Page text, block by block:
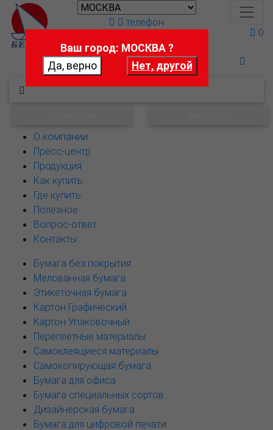
Поможем выбрать
телефон
0
О компании
Пресс-центр
Продукция
Как купить
Где купить
Полезное
Вопрос-ответ
Контакты
Бумага без покрытия
Мелованная бумага
Этикеточная бумага
Картон Графический
Картон Упаковочный
Переплетные материалы
Самоклеящиеся материалы
Самокопирующая бумага
Бумага для офиса
Бумага специальных сортов
Дизайнерская бумага
Бумага для цифровой печати
Ваш город: МОСКВА ?